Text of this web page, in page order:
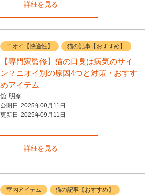
詳細を見る
ニオイ【快適性】 猫の記事【おすすめ】
【専門家監修】猫の口臭は病気のサイ
ン？ニオイ別の原因4つと対策・おすす
めアイテム
舘 明奈
公開日: 2025年09月11日
更新日: 2025年09月11日
詳細を見る
室内アイテム 猫の記事【おすすめ】